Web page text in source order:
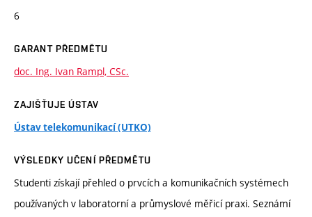
6
GARANT PŘEDMĚTU
doc. Ing. Ivan Rampl, CSc.
ZAJIŠŤUJE ÚSTAV
Ústav telekomunikací (UTKO)
VÝSLEDKY UČENÍ PŘEDMĚTU
Studenti získají přehled o prvcích a komunikačních systémech
používaných v laboratorní a průmyslové měřicí praxi. Seznámí